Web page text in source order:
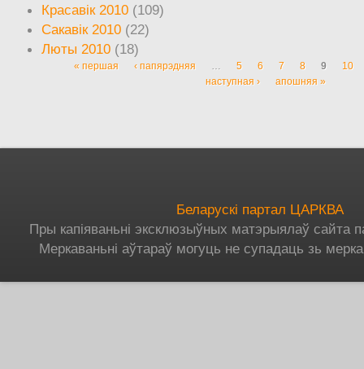
Красавік 2010 (109)
Сакавік 2010 (22)
Люты 2010 (18)
Старонкі
« першая ‹ папярэдняя … 5 6 7 8 9
10
наступная ›
апошняя »
Беларускі партал ЦАРКВА
Пры капіяваньні эксклюзыўных матэрыялаў сайта
Меркаваньні аўтараў могуць не супадаць зь